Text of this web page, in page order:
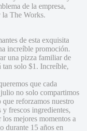
de la empresa,
la The Works.
de esta exquisita
increíble promoción.
una pizza familiar de
tan solo $1. Increíble,
que cada
no solo compartimos
que reforzamos nuestro
frescos ingredientes,
los mejores momentos a
durante 15 años en